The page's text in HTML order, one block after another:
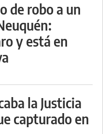
de robo a un
y está en
la Justicia
capturado en